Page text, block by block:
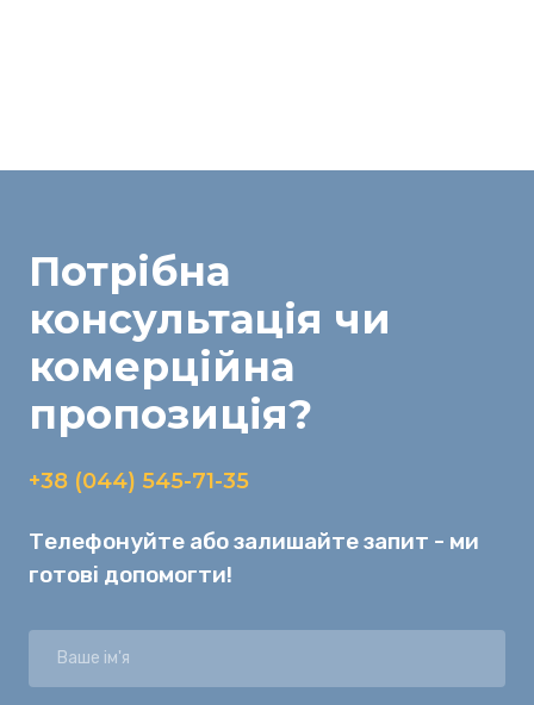
Потрібна
консультація чи
комерційна
пропозиція?
+38 (044) 545-71-35
Телефонуйте або залишайте запит - ми
готові допомогти!